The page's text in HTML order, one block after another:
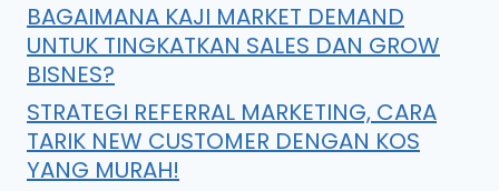
BAGAIMANA KAJI MARKET DEMAND
UNTUK TINGKATKAN SALES DAN GROW
BISNES?
STRATEGI REFERRAL MARKETING, CARA
TARIK NEW CUSTOMER DENGAN KOS
YANG MURAH!